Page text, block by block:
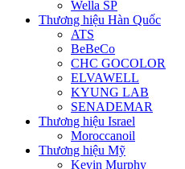
Wella SP
Thương hiệu Hàn Quốc
ATS
BeBeCo
CHC GOCOLOR
ELVAWELL
KYUNG LAB
SENADEMAR
Thương hiệu Israel
Moroccanoil
Thương hiệu Mỹ
Kevin Murphy